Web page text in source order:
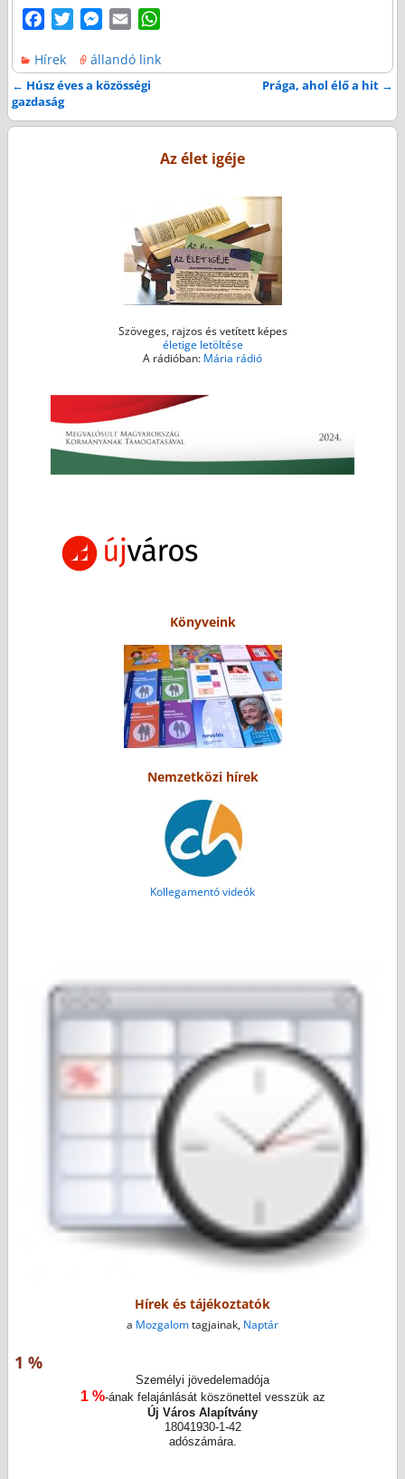
c
e
b
o
t
e
M
s
s
n
a
i
a
A
p
p
Hírek állandó link
Bejegyzés navigáció
← Húsz éves a közösségi
gazdaság
Prága, ahol élő a hit →
Az élet igéje
Szöveges, rajzos és vetített képes
életige letöltése
A rádióban: Mária rádió
Könyveink
Nemzetközi hírek
Kollegamentó videók
Hírek és tájékoztatók
a Mozgalomtagjainak, Naptár
1 %
Személyi jövedelemadója
1 %-ának felajánlását köszönettel vesszük az
Új Város Alapítvány
18041930-1-42
adószámára.